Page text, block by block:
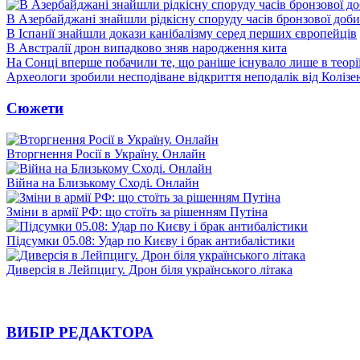
В Азербайджані знайшли рідкісну споруду часів бронзової доби
В Іспанії знайшли докази канібалізму серед перших європейців
В Австралії дрон випадково зняв народження кита
На Сонці вперше побачили те, що раніше існувало лише в
Археологи зробили несподіване відкриття неподалік від
Сюжети
Вторгнення Росії в Україну. Онлайн
Війна на Близькому Сході. Онлайн
Зміни в армії РФ: що стоїть за рішенням Путіна
Підсумки 05.08: Удар по Києву і брак антибалістики
Диверсія в Лейпцигу. Дрон біля українського літака
ВИБІР РЕДАКТОРА